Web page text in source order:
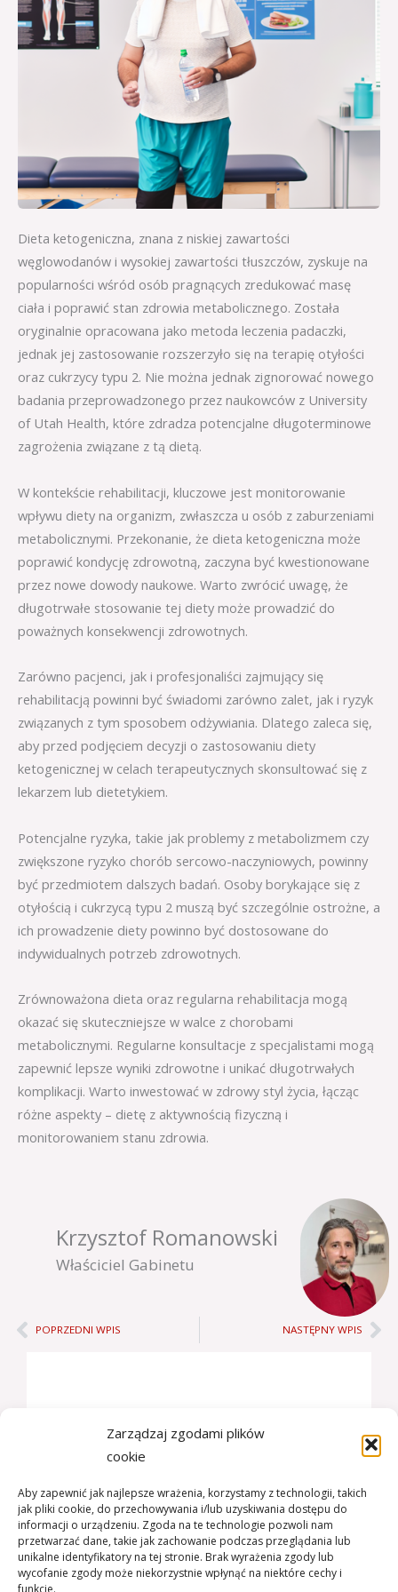
Zarządzaj zgodami plików
cookie
Aby zapewnić jak najlepsze wrażenia, korzystamy z technologii, takich
jak pliki cookie, do przechowywania i/lub uzyskiwania dostępu do
informacji o urządzeniu. Zgoda na te technologie pozwoli nam
przetwarzać dane, takie jak zachowanie podczas przeglądania lub
unikalne identyfikatory na tej stronie. Brak wyrażenia zgody lub
wycofanie zgody może niekorzystnie wpłynąć na niektóre cechy i
funkcje.
Dieta ketogeniczna, znana z niskiej zawartości
węglowodanów i wysokiej zawartości tłuszczów, zyskuje na
popularności wśród osób pragnących zredukować masę
ciała i poprawić stan zdrowia metabolicznego. Została
oryginalnie opracowana jako metoda leczenia padaczki,
jednak jej zastosowanie rozszerzyło się na terapię otyłości
oraz cukrzycy typu 2. Nie można jednak zignorować nowego
badania przeprowadzonego przez naukowców z University
of Utah Health, które zdradza potencjalne długoterminowe
zagrożenia związane z tą dietą.
W kontekście rehabilitacji, kluczowe jest monitorowanie
wpływu diety na organizm, zwłaszcza u osób z zaburzeniami
metabolicznymi. Przekonanie, że dieta ketogeniczna może
poprawić kondycję zdrowotną, zaczyna być kwestionowane
przez nowe dowody naukowe. Warto zwrócić uwagę, że
długotrwałe stosowanie tej diety może prowadzić do
poważnych konsekwencji zdrowotnych.
Zarówno pacjenci, jak i profesjonaliści zajmujący się
rehabilitacją powinni być świadomi zarówno zalet, jak i ryzyk
związanych z tym sposobem odżywiania. Dlatego zaleca się,
aby przed podjęciem decyzji o zastosowaniu diety
ketogenicznej w celach terapeutycznych skonsultować się z
lekarzem lub dietetykiem.
Potencjalne ryzyka, takie jak problemy z metabolizmem czy
zwiększone ryzyko chorób sercowo-naczyniowych, powinny
być przedmiotem dalszych badań. Osoby borykające się z
otyłością i cukrzycą typu 2 muszą być szczególnie ostrożne, a
ich prowadzenie diety powinno być dostosowane do
indywidualnych potrzeb zdrowotnych.
Zrównoważona dieta oraz regularna rehabilitacja mogą
okazać się skuteczniejsze w walce z chorobami
metabolicznymi. Regularne konsultacje z specjalistami mogą
zapewnić lepsze wyniki zdrowotne i unikać długotrwałych
komplikacji. Warto inwestować w zdrowy styl życia, łącząc
różne aspekty – dietę z aktywnością fizyczną i
monitorowaniem stanu zdrowia.
Krzysztof Romanowski
Właściciel Gabinetu
Prev
POPRZEDNI WPIS NASTĘPNY WPIS
+48 509-339-161
Jaworze, ul. Turystyczna 33
Godziny otwarcia: